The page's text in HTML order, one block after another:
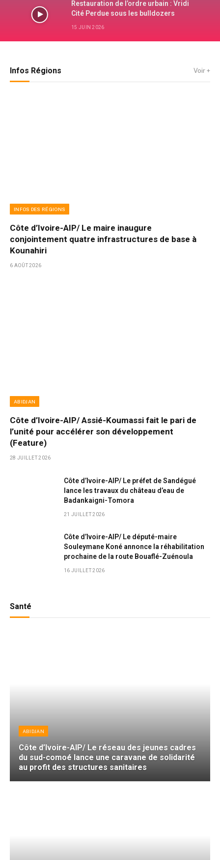
Restauration de l’ordre urbain : Vridi
Cité Perdue sous les bulldozers
15 JUIN 2026
Infos Régions Voir +
INFOS DES RÉGIONS
Côte d’Ivoire-AIP/ Le maire inaugure
conjointement quatre infrastructures de base à
Kounahiri
6 AOÛT 2026
ABIDJAN
Côte d’Ivoire-AIP/ Assié-Koumassi fait le pari de
l’unité pour accélérer son développement
(Feature)
28 JUILLET 2026
Côte d’Ivoire-AIP/ Le préfet de Sandégué
lance les travaux du château d’eau de
Badankaigni-Tomora
21 JUILLET 2026
Côte d’Ivoire-AIP/ Le député-maire
Souleymane Koné annonce la réhabilitation
prochaine de la route Bouaflé-Zuénoula
16 JUILLET 2026
Santé
ABIDJAN
Côte d’Ivoire-AIP/ Le réseau des jeunes cadres
du sud-comoé lance une caravane de solidarité
au profit des structures sanitaires